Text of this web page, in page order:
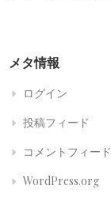
メタ情報
ログイン
投稿フィード
コメントフィード
WordPress.org